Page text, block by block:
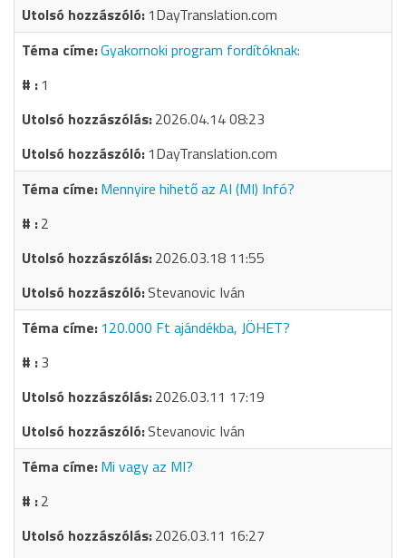
1DayTranslation.com
Gyakornoki program fordítóknak:
1
2026.04.14 08:23
1DayTranslation.com
Mennyire hihető az AI (MI) Infó?
2
2026.03.18 11:55
Stevanovic Iván
120.000 Ft ajándékba, JÖHET?
3
2026.03.11 17:19
Stevanovic Iván
Mi vagy az MI?
2
2026.03.11 16:27